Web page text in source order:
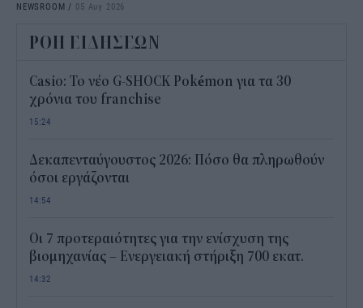
NEWSROOM / 05 Αυγ 2026
ΡΟΗ ΕΙΔΗΣΕΩΝ
Casio: Το νέο G-SHOCK Pokémon για τα 30
χρόνια του franchise
15:24
Δεκαπενταύγουστος 2026: Πόσο θα πληρωθούν
όσοι εργάζονται
14:54
Οι 7 προτεραιότητες για την ενίσχυση της
βιομηχανίας – Ενεργειακή στήριξη 700 εκατ.
14:32